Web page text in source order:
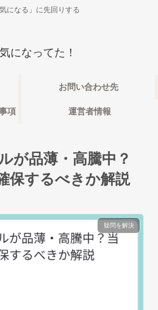
になる」に先回りする
になってた！
お問い合わせ先
項 運営者情報
が品薄・高騰中？
保するべきか解説
疑問を解決